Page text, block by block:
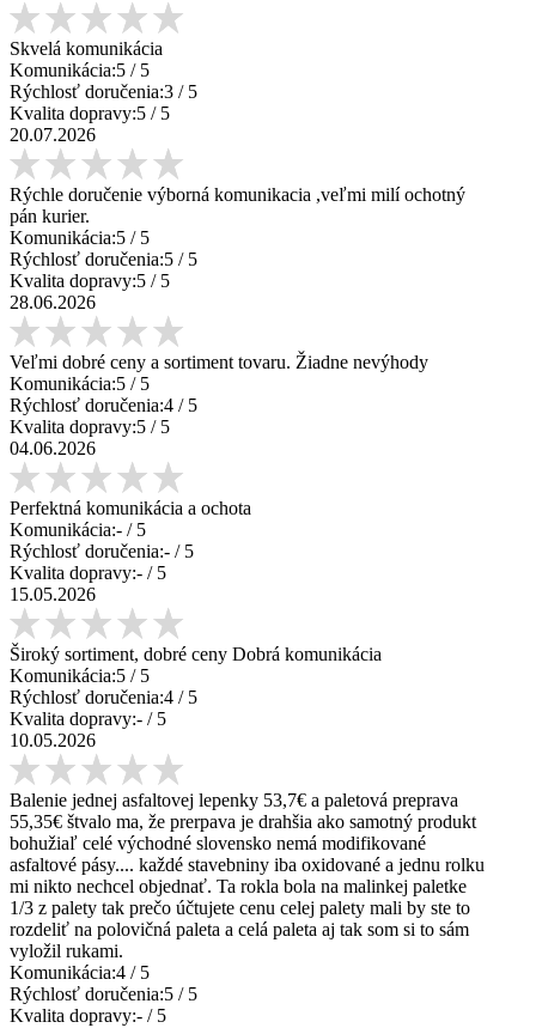
Skvelá komunikácia
Komunikácia:5 / 5
Rýchlosť doručenia:3 / 5
Kvalita dopravy:5 / 5
20.07.2026
Rýchle doručenie výborná komunikacia ,veľmi milí ochotný
pán kurier.
Komunikácia:5 / 5
Rýchlosť doručenia:5 / 5
Kvalita dopravy:5 / 5
28.06.2026
Veľmi dobré ceny a sortiment tovaru. Žiadne nevýhody
Komunikácia:5 / 5
Rýchlosť doručenia:4 / 5
Kvalita dopravy:5 / 5
04.06.2026
Perfektná komunikácia a ochota
Komunikácia:- / 5
Rýchlosť doručenia:- / 5
Kvalita dopravy:- / 5
15.05.2026
Široký sortiment, dobré ceny Dobrá komunikácia
Komunikácia:5 / 5
Rýchlosť doručenia:4 / 5
Kvalita dopravy:- / 5
10.05.2026
Balenie jednej asfaltovej lepenky 53,7€ a paletová preprava
55,35€ štvalo ma, že prerpava je drahšia ako samotný produkt
bohužiaľ celé východné slovensko nemá modifikované
asfaltové pásy.... každé stavebniny iba oxidované a jednu rolku
mi nikto nechcel objednať. Ta rokla bola na malinkej paletke
1/3 z palety tak prečo účtujete cenu celej palety mali by ste to
rozdeliť na polovičná paleta a celá paleta aj tak som si to sám
vyložil rukami.
Komunikácia:4 / 5
Rýchlosť doručenia:5 / 5
Kvalita dopravy:- / 5